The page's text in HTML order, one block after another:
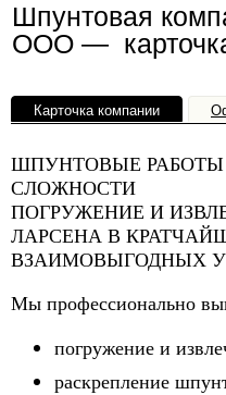
Шпунтовая
ООО —
Карточка компании
ШПУНТОВЫЕ РАБОТЫ
СЛОЖНОСТИ
ПОГРУЖЕНИЕ И
ЛАРСЕНА В
ВЗАИМОВЫГОДНЫХ
Мы профессионально
погружение и
раскрепление